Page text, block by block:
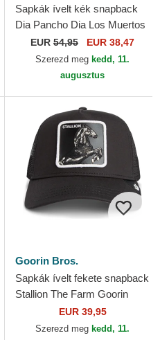
Sapkák ívelt kék snapback
Dia Pancho Dia Los Muertos
The Farm Goorin Bros.
EUR 54,95 EUR 38,47
Szerezd meg kedd, 11.
augusztus
Goorin Bros.
Sapkák ívelt fekete snapback
Stallion The Farm Goorin
EUR 39,95
Szerezd meg kedd, 11.